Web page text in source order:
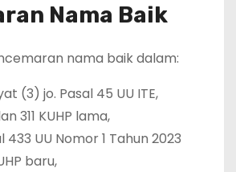
Nama Baik
nama baik dalam:
(3) jo. Pasal 45 UU ITE,
311 KUHP lama,
433 UU Nomor 1 Tahun 2023
baru,